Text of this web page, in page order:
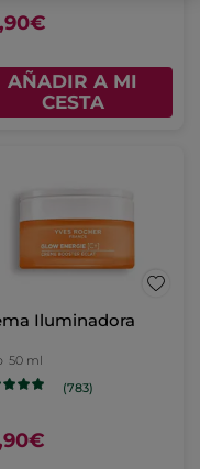
AÑADIR A MI
CESTA
Iluminadora
50 ml
(783)